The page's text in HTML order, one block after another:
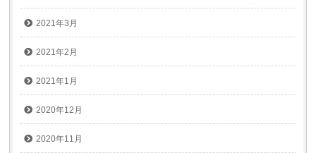
2021年3月
2021年2月
2021年1月
2020年12月
2020年11月